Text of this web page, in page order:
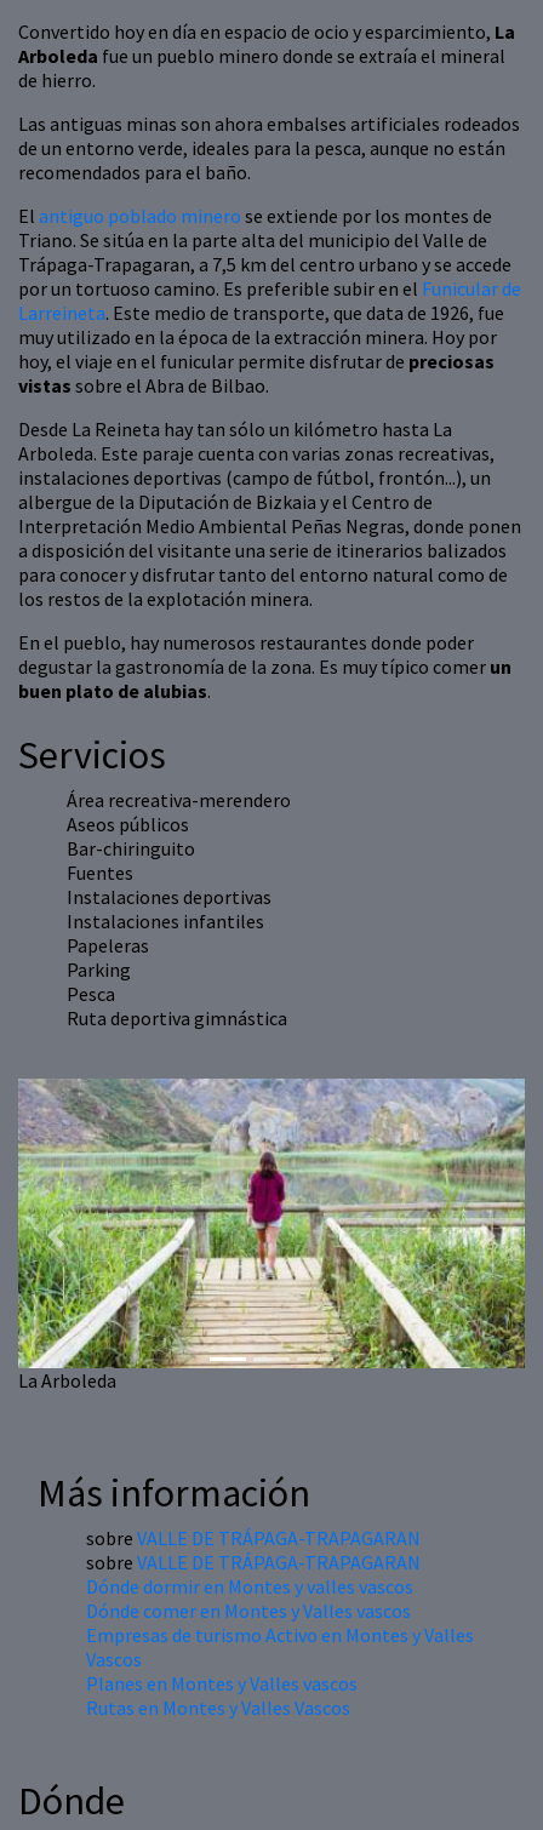
Convertido hoy en día en espacio de ocio y esparcimiento, La
Arboleda fue un pueblo minero donde se extraía el mineral
de hierro.
Las antiguas minas son ahora embalses artificiales rodeados
de un entorno verde, ideales para la pesca, aunque no están
recomendados para el baño.
El antiguo poblado minero se extiende por los montes de
Triano. Se sitúa en la parte alta del municipio del Valle de
Trápaga-Trapagaran, a 7,5 km del centro urbano y se accede
por un tortuoso camino. Es preferible subir en el Funicular de
Larreineta. Este medio de transporte, que data de 1926, fue
muy utilizado en la época de la extracción minera. Hoy por
hoy, el viaje en el funicular permite disfrutar de preciosas
vistas sobre el Abra de Bilbao.
Desde La Reineta hay tan sólo un kilómetro hasta La
Arboleda. Este paraje cuenta con varias zonas recreativas,
instalaciones deportivas (campo de fútbol, frontón...), un
albergue de la Diputación de Bizkaia y el Centro de
Interpretación Medio Ambiental Peñas Negras, donde ponen
a disposición del visitante una serie de itinerarios balizados
para conocer y disfrutar tanto del entorno natural como de
los restos de la explotación minera.
En el pueblo, hay numerosos restaurantes donde poder
degustar la gastronomía de la zona. Es muy típico comer un
buen plato de alubias.
Servicios
Área recreativa-merendero
Aseos públicos
Bar-chiringuito
Fuentes
Instalaciones deportivas
Instalaciones infantiles
Papeleras
Parking
Pesca
Ruta deportiva gimnástica
La Arboleda
Previous Next
Más información
sobre VALLE DE TRÁPAGA-TRAPAGARAN
sobre VALLE DE TRÁPAGA-TRAPAGARAN
Dónde dormir en Montes y valles vascos
Dónde comer en Montes y Valles vascos
Empresas de turismo Activo en Montes y Valles
Vascos
Planes en Montes y Valles vascos
Rutas en Montes y Valles Vascos
Dónde